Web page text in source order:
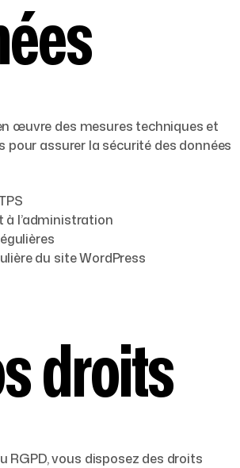
œuvre des mesures techniques et
pour assurer la sécurité des données
à l’administration
du site WordPress
droits
RGPD, vous disposez des droits